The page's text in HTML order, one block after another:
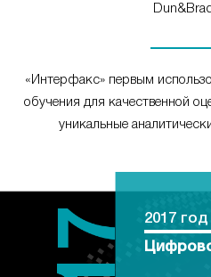
«Интерфакс» первым
обучения для качественной
уникальные
2017 год